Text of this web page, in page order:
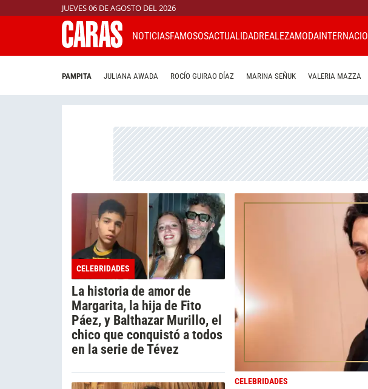
JUEVES 06 DE AGOSTO DEL 2026
NOTICIASFAMOSOSACTUALIDADREALEZAMODA
PAMPITA JULIANA AWADA ROCÍO GUIRAO DÍAZ MARINA SEÑUK VALERIA MAZZA
CELEBRIDADES
CELEBRIDADES
La historia de amor de
Margarita, la hija de Fito
Páez, y Balthazar Murillo, el
chico que conquistó a todos
en la serie de Tévez